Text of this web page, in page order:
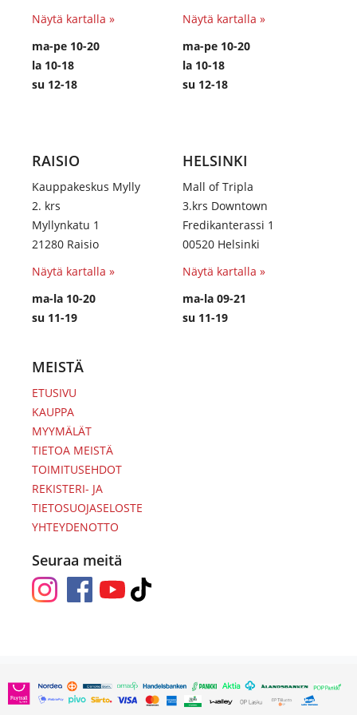
Näytä kartalla »
ma-pe 10-20
la 10-18
su 12-18
Näytä kartalla »
ma-pe 10-20
la 10-18
su 12-18
RAISIO
Kauppakeskus Mylly
2. krs
Myllynkatu 1
21280 Raisio
Näytä kartalla »
ma-la 10-20
su 11-19
HELSINKI
Mall of Tripla
3.krs Downtown
Fredikanterassi 1
00520 Helsinki
Näytä kartalla »
ma-la 09-21
su 11-19
MEISTÄ
ETUSIVU
KAUPPA
MYYMÄLÄT
TIETOA MEISTÄ
TOIMITUSEHDOT
REKISTERI- JA
TIETOSUOJASELOSTE
YHTEYDENOTTO
Seuraa meitä